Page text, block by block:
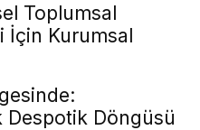
Toplumsal
İçin Kurumsal
Despotik Döngüsü